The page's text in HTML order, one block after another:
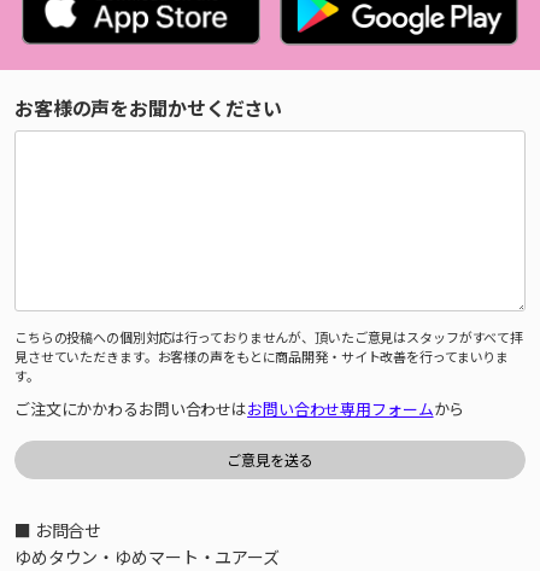
お客様の声をお聞かせください
こちらの投稿への個別対応は行っておりませんが、頂いたご意見はスタッフがすべて拝
見させていただきます。お客様の声をもとに商品開発・サイト改善を行ってまいりま
す。
ご注文にかかわるお問い合わせはお問い合わせ専用フォームから
■ お問合せ
ゆめタウン・ゆめマート・ユアーズ